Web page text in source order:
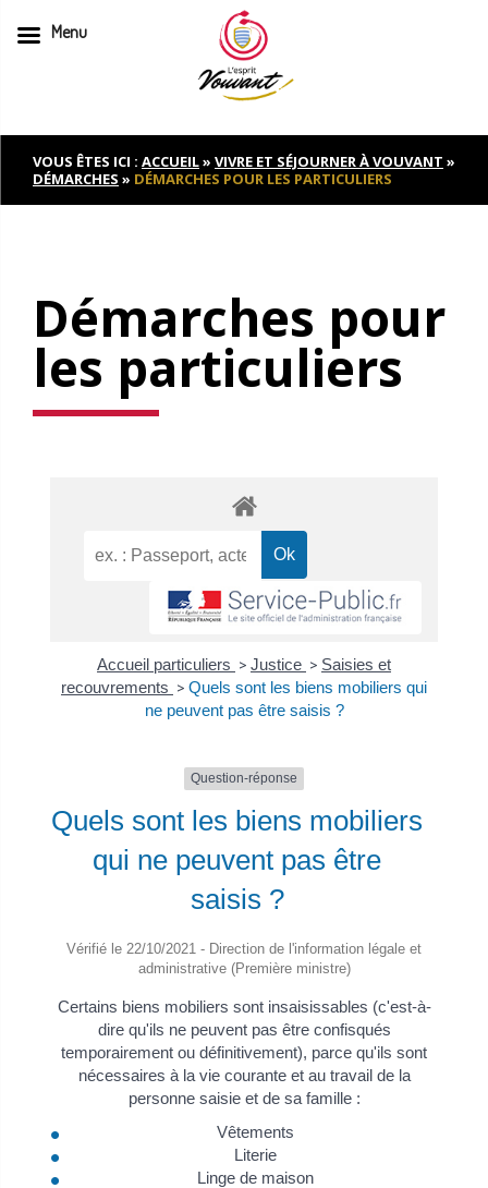
to
contentVOUS ÊTES ICI : ACCUEIL» VIVRE ET SÉJOURNER À VOUVANT »
DÉMARCHES » DÉMARCHES POUR LES PARTICULIERS
Démarches pour
les particuliers
Accueil particuliers > Justice > Saisies et
recouvrements > Quels sont les biens mobiliers qui
ne peuvent pas être saisis ?
Question-réponse
Quels sont les biens mobiliers
qui ne peuvent pas être
saisis ?
Vérifié le 22/10/2021 - Direction de l'information légale et
administrative (Première ministre)
Certains biens mobiliers sont insaisissables (c'est-à-
dire qu'ils ne peuvent pas être confisqués
temporairement ou définitivement), parce qu'ils sont
nécessaires à la vie courante et au travail de la
personne saisie et de sa famille :
Vêtements
Literie
Linge de maison
Menu